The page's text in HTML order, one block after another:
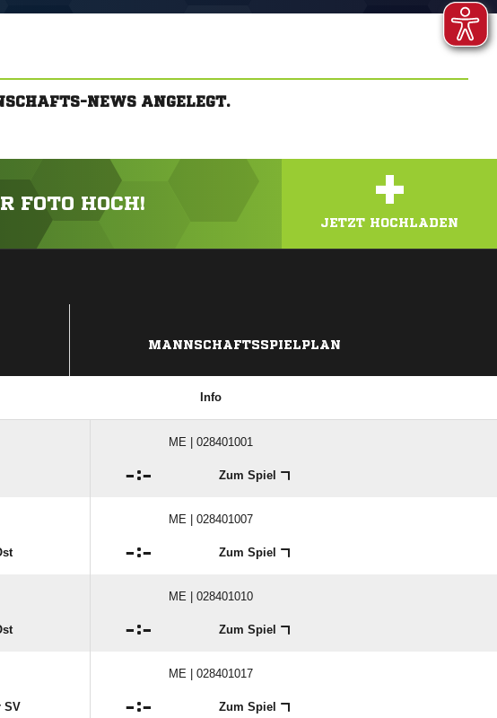
NEWS ANGELEGT.
FOTO HOCH! +
JETZT HOCHLADEN
MANNSCHAFTSSPIELPLAN
Info
ME | 028401001
: Zum Spiel
ME | 028401007
: Zum Spiel
ME | 028401010
: Zum Spiel
ME | 028401017
SV : Zum Spiel